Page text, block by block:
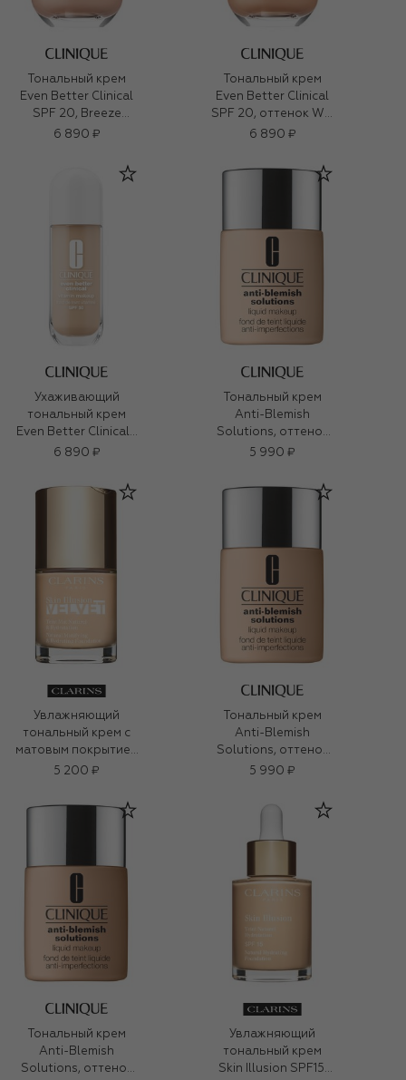
Тональный крем
Even Better Clinical
SPF 20, Breeze
(30ml)
6 890 ₽
Тональный крем
Even Better Clinical
SPF 20, оттенок WN
16 Buff (30ml)
6 890 ₽
Ухаживающий
тональный крем
Even Better Clinical™
Vitamin Makeup SPF
6 890 ₽
Тональный крем
Anti-Blemish
Solutions, оттенок
CN 10 Alabaster
5 990 ₽
Увлажняющий
тональный крем с
матовым покрытием
Skin Illusion Velvet,
5 200 ₽
Тональный крем
Anti-Blemish
Solutions, оттенок
CN 28 Ivory (30ml)
5 990 ₽
Тональный крем
Anti-Blemish
Solutions, оттенок
Увлажняющий
тональный крем
Skin Illusion SPF15,